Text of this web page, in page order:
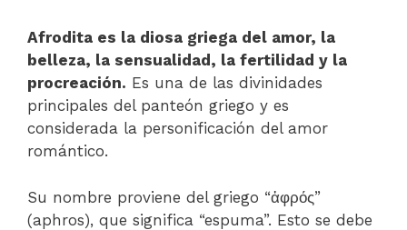
Afrodita es la diosa griega del amor, la
belleza, la sensualidad, la fertilidad y la
procreación. Es una de las divinidades
principales del panteón griego y es
considerada la personificación del amor
romántico.
Su nombre proviene del griego “ἀφρός”
(aphros), que significa “espuma”. Esto se debe